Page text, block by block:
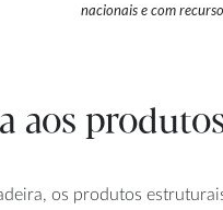
nacionais e com
aos
os produtos